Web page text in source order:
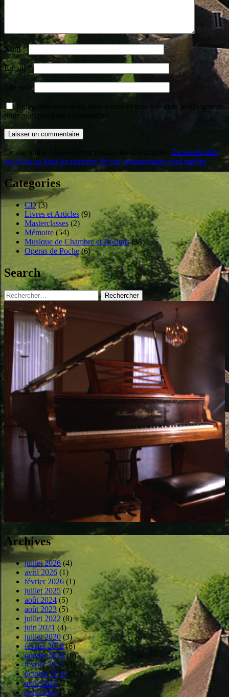
Nom*
E-mail*
Site web
Enregistrer mon nom, mon e-mail et mon site dans le navigateur
pour mon prochain commentaire.
Ce site utilise Akismet pour réduire les indésirables. En savoir plus
sur la façon dont les données de vos commentaires sont traitées
Categories
CD(3)
Livres et Articles (9)
Masterclasses (2)
Mémoire (54)
Musique de Chambre et Récitals(38)
Operas de Poche(6)
Search
Rechercher :
Archives
juillet 2026 (4)
avril 2026 (1)
février 2026 (1)
juillet 2025 (7)
août 2024 (5)
août 2023(5)
juillet 2022 (8)
juin 2021 (4)
juillet 2020 (3)
février 2019(6)
janvier 2018(6)
février 2017(3)
octobre 2016 (12)
avril 2015(2)
avril 2014 (12)